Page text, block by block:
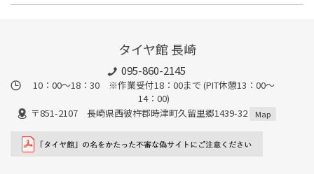
ィルターの同時交換や、在庫・車種、作業時期等により時間が変
タイヤ館 長崎は空気圧の点検・補充に対応しています。最短15
タイヤ館 長崎
095-860-2145
10：00～18：30 ※作業受付18：00まで (PIT休憩13：00～
14：00)
〒851-2107 長崎県西彼杵郡時津町久留里郷1439-32
Map